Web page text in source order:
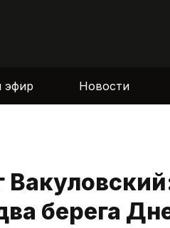
эфир Новости
берега